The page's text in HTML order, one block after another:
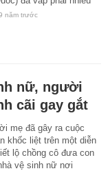
năm trước
nữ, người
cãi gay gắt
mẹ đã gây ra cuộc
khốc liệt trên một diễn
lộ chồng cô đưa con
vệ sinh nữ nơi